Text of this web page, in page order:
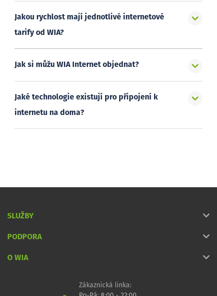
Jakou rychlost mají jednotlivé internetové
tarify od WIA?
Jak si můžu WIA Internet objednat?
Jaké technologie existují pro připojení k
internetu na doma?
SLUŽBY
PODPORA
O WIA
Zákaznická linka: